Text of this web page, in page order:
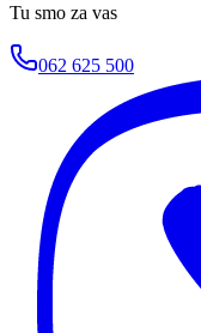
Tu smo za vas
062 625 500